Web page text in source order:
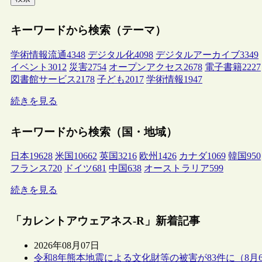
キーワードから検索（テーマ）
学術情報流通4348 デジタル化4098 デジタルアーカイブ3349
イベント 3012 災害2754 オープンアクセス2678 電子書籍2227
図書館サービス2178 子ども2017 学術情報1947
続きを見る
キーワードから検索（国・地域）
日本19628 米国 10662 英国3216 欧州 1426 カナダ1069 韓国950
フランス720 ドイツ681 中国638 オーストラリア599
続きを見る
「カレントアウェアネス-R」新着記事
2026年08月07日
令和8年熊本地震による文化財等の被害が83件に（8月